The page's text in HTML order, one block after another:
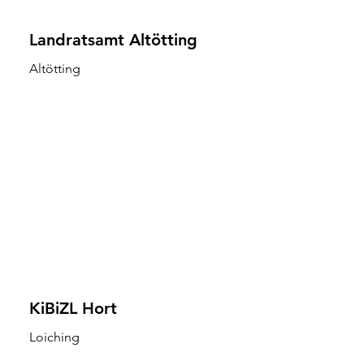
Landratsamt Altötting
Altötting
KiBiZL Hort
Loiching